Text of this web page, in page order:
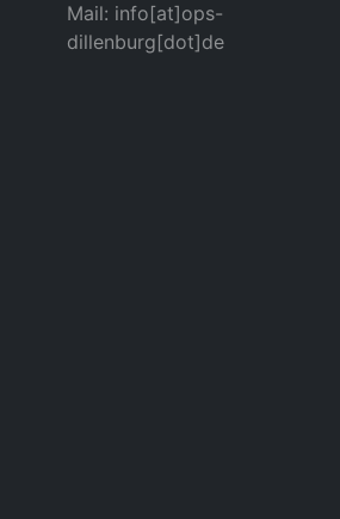
Mail: info[at]ops-
dillenburg[dot]de